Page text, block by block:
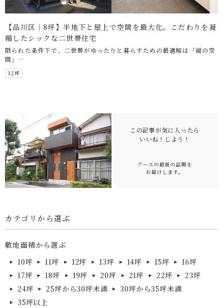
【品川区｜8坪】半地下と屋上で空間を最大化。こだわりを凝
縮したシックな二世帯住宅
限られた条件下で、二世帯がゆったりと暮らすための最適解は「縦の空
間」…
12坪
この記事が気に入ったら
いいね！ しよう！
アースの最新の話題を
お届けします。
カテゴリから選ぶ
敷地面積から選ぶ
10坪
11坪 12坪 13坪 14坪 15坪
16坪
17坪
18坪 19坪 20坪 21坪 22坪
23坪
24坪
25坪から30坪未満
30坪から35坪未満
35坪以上